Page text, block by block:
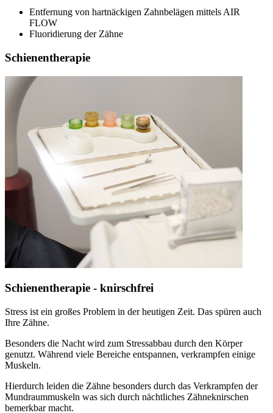
Entfernung von hartnäckigen Zahnbelägen mittels AIR
FLOW
Fluoridierung der Zähne
Schienentherapie
Schienentherapie - knirschfrei
Stress ist ein großes Problem in der heutigen Zeit. Das spüren auch
Ihre Zähne.
Besonders die Nacht wird zum Stressabbau durch den Körper
genutzt. Während viele Bereiche entspannen, verkrampfen einige
Muskeln.
Hierdurch leiden die Zähne besonders durch das Verkrampfen der
Mundraummuskeln was sich durch nächtliches Zähneknirschen
bemerkbar macht.